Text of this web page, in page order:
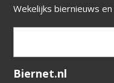
Wekelijks biernieuws
Verification code:
Biernet.nl